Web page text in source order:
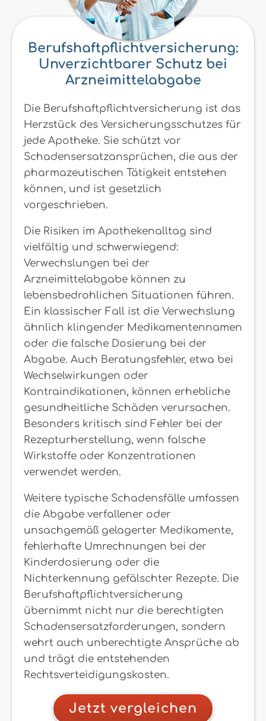
Berufshaftpflichtversicherung:
Unverzichtbarer Schutz bei
Arzneimittelabgabe
Die Berufshaftpflichtversicherung ist das
Herzstück des Versicherungsschutzes für
jede Apotheke. Sie schützt vor
Schadensersatzansprüchen, die aus der
pharmazeutischen Tätigkeit entstehen
können, und ist gesetzlich
vorgeschrieben.
Die Risiken im Apothekenalltag sind
vielfältig und schwerwiegend:
Verwechslungen bei der
Arzneimittelabgabe können zu
lebensbedrohlichen Situationen führen.
Ein klassischer Fall ist die Verwechslung
ähnlich klingender Medikamentennamen
oder die falsche Dosierung bei der
Abgabe. Auch Beratungsfehler, etwa bei
Wechselwirkungen oder
Kontraindikationen, können erhebliche
gesundheitliche Schäden verursachen.
Besonders kritisch sind Fehler bei der
Rezepturherstellung, wenn falsche
Wirkstoffe oder Konzentrationen
verwendet werden.
Weitere typische Schadensfälle umfassen
die Abgabe verfallener oder
unsachgemäß gelagerter Medikamente,
fehlerhafte Umrechnungen bei der
Kinderdosierung oder die
Nichterkennung gefälschter Rezepte. Die
Berufshaftpflichtversicherung
übernimmt nicht nur die berechtigten
Schadensersatzforderungen, sondern
wehrt auch unberechtigte Ansprüche ab
und trägt die entstehenden
Rechtsverteidigungskosten.
Jetzt vergleichen